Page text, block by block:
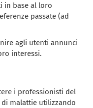
in base al loro
passate (ad
agli utenti annunci
interessi.
i professionisti del
malattie utilizzando